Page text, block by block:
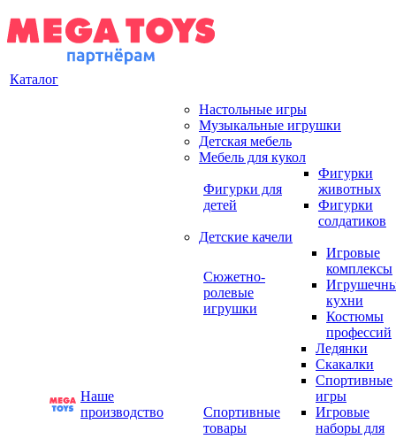
Каталог
Наше
производство
Настольные игры
Музыкальные игрушки
Детская мебель
Мебель для кукол
Фигурки для
детей
Фигурки
животных
Фигурки
солдатиков
Детские качели
Сюжетно-
ролевые
игрушки
Игровые
комплексы
кухни
Костюмы
профессий
Спортивные
товары
Ледянки
Скакалки
Спортивные
игры
Игровые
наборы для